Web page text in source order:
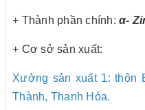
+ Thành phần chính: α-
+ Cơ sở sản xuất:
Xưởng sản xuất 1: thôn
Thành, Thanh Hóa.